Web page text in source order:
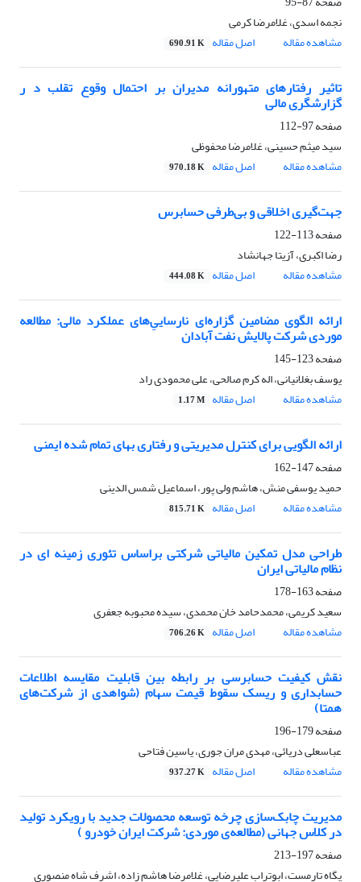
نجمه اسدی، غلامرضا کرمی
مشاهده مقاله
اصل مقاله 690.91 K
تاثیر رفتارهای متهورانه مدیران بر احتمال وقوع تقلب د ر
گزارشگری مالی
صفحه97-112
سید میثم حسینی، غلامرضا محفوظی
مشاهده مقاله
اصل مقاله 970.18 K
جهت‌گیری اخلاقی و بی‌طرفی حسابرس
صفحه113-122
رضا اکبری، آزیتا جهانشاد
مشاهده مقاله
اصل مقاله 444.08 K
ارائه الگوی مضامین گزاره‌ای نارساییِ‌‌های عملکرد مالی: مطالعه
موردی شرکت پالایش نفت آبادان
صفحه123-145
یوسف بغلانیانی، اله کرم صالحی، علی محمودی راد
مشاهده مقاله
اصل مقاله 1.17 M
ارائه الگویی برای کنترل مدیریتی و رفتاری بهای تمام شده ایمنی
صفحه147-162
حمید یوسفی منش، هاشم ولی پور، اسماعیل شمس الدینی
مشاهده مقاله
اصل مقاله 815.71 K
طراحی مدل تمکین مالیاتی شرکتی براساس تئوری زمینه ای در
نظام مالیاتی ایران
صفحه163-178
سعید کریمی، محمدحامد خان محمدی، سیده محبوبه جعفری
مشاهده مقاله
اصل مقاله 706.26 K
نقش کیفیت حسابرسی بر رابطه بین قابلیت مقایسه اطلاعات
حسابداری و ریسک سقوط قیمت سهام (شواهدی از شرکت‌های
همتا)
صفحه179-196
عباسعلی دریائی، مهدی مران جوری، یاسین فتاحی
مشاهده مقاله
اصل مقاله 937.27 K
مدیریت چابک‌سازی چرخه توسعه محصولات جدید با رویکرد تولید
در کلاس جهانی (مطالعه‌ی موردی: شرکت ایران خودرو )
صفحه197-213
پگاه تارمست، ابوتراب علیرضایی، غلامرضا هاشم زاده، اشرف شاه منصوری